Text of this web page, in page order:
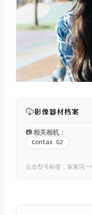
影像器材档案
📷 相关相机：
Contax G2
点击型号标签，探索同